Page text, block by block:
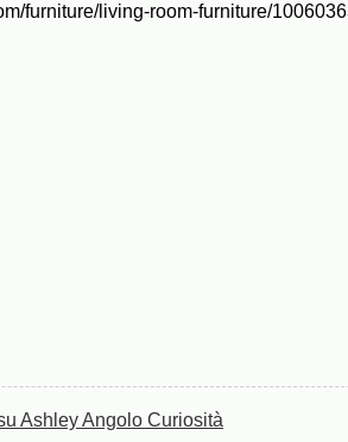
furniture/living-room-furniture/
Ashley Angolo Curiosità